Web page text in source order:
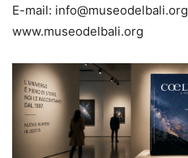
E-mail: info@museodelbali.org
www.museodelbali.org